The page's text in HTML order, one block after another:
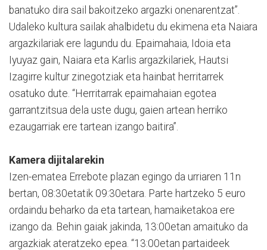
banatuko dira sail bakoitzeko argazki onenarentzat”.
Udaleko kultura sailak ahalbidetu du ekimena eta Naiara
argazkilariak ere lagundu du. Epaimahaia, Idoia eta
Iyuyaz gain, Naiara eta Karlis argazkilariek, Hautsi
Izagirre kultur zinegotziak eta hainbat herritarrek
osatuko dute. “Herritarrak epaimahaian egotea
garrantzitsua dela uste dugu, gaien artean herriko
ezaugarriak ere tartean izango baitira”.
Kamera dijitalarekin
Izen-ematea Errebote plazan egingo da urriaren 11n
bertan, 08:30etatik 09:30etara. Parte hartzeko 5 euro
ordaindu beharko da eta tartean, hamaiketakoa ere
izango da. Behin gaiak jakinda, 13:00etan amaituko da
argazkiak ateratzeko epea. “13:00etan partaideek